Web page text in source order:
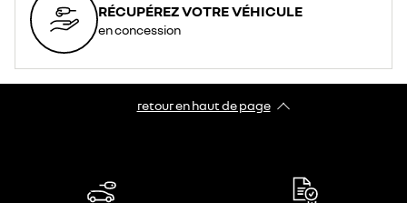
RÉCUPÉREZ VOTRE VÉHICULE
en concession
retour en haut de page​